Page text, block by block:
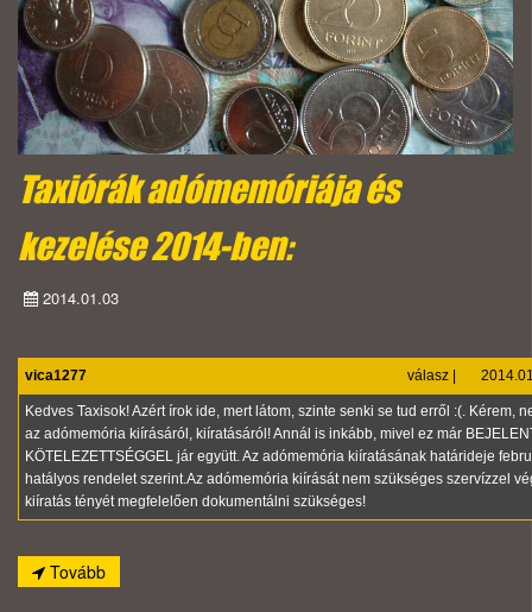
Taxiórák adómemóriája és
kezelése 2014-ben:
2014.01.03
vica1277 válasz
Kedves Taxisok! Azért írok ide, mert látom, szinte senki se tud erről :(. Kérem,
az adómemória kiírásáról, kiíratásáról! Annál is inkább, mivel ez már
KÖTELEZETTSÉGGEL jár együtt. Az adómemória kiíratásának határideje
hatályos rendelet szerint.Az adómemória kiírását nem szükséges szervízzel
kiíratás tényét megfelelően dokumentálni szükséges!
Tovább